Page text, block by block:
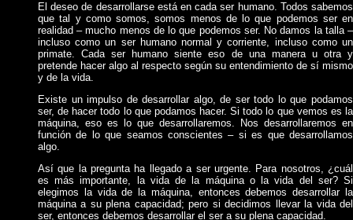
El deseo de desarrollarse está en cada ser humano. Todos sabemos
que tal y como somos, somos menos de lo que podemos ser en
realidad – mucho menos de lo que podemos ser. No damos la talla –
incluso como un ser humano normal y corriente, incluso como un
primate. Cada ser humano siente eso de una manera u otra y
pretende hacer algo al respecto según su entendimiento de sí mismo
y de la vida.
Existe un impulso de desarrollar algo, de ser todo lo que podamos
ser, de hacer todo lo que podamos hacer. Si todo lo que vemos es la
máquina, eso es lo que desarrollaremos. Nos desarrollaremos en
función de lo que seamos conscientes – si es que desarrollamos
algo.
Así que la pregunta ha llegado a ser urgente. Para nosotros, ¿cuál
es más importante, la vida de la máquina o la vida del ser? Si
elegimos la vida de la máquina, entonces debemos desarrollar la
máquina a su plena capacidad; pero si decidimos llevar la vida del
ser, entonces debemos desarrollar el ser a su plena capacidad.